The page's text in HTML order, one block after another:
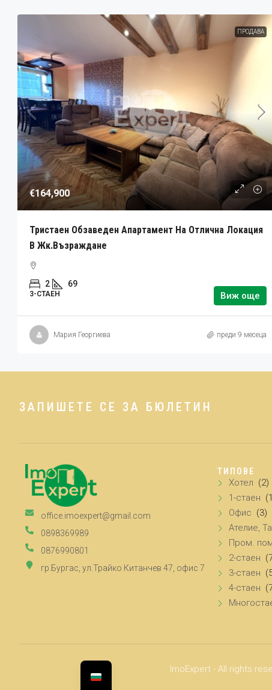
ПРОДАВА
€164,900
Тристаен Обзаведен Апартамент На Отлична Локация
В Жк.Възраждане
2 69
3-СТАЕН Виж още
Мария Георгиева преди 9 месеца
ЗАПИШЕТЕ СЕ ЗА БЮЛЕТИН
office.imoexpert@gmail.com
0898369989
0876990801
гр.Бургас, ул.Трайко Китанчев 47, офис 7
ТИПОВЕ
Хотел (2)
1-стаен
Офис (3)
Ателие,
Пром.
2-стаен
3-стаен
4-стаен
ImoExpert - All rights